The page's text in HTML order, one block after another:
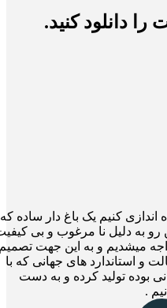
را دانلود کنید.
اندازی کنیم یک باغ دار ساده
به دلیل نا مرغوب و بی
میشدیم و به این جهت
و استاندارد های جهانی که با
بوده تولید کرده و به دست
.